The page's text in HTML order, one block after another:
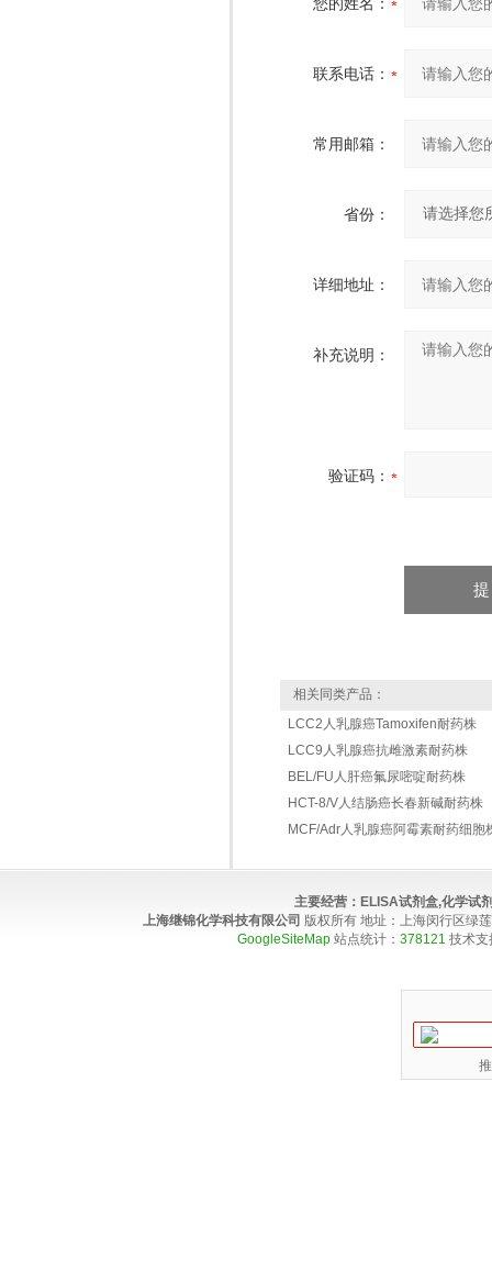
联系电话：
常用邮箱：
省份：
详细地址：
补充说明：
验证码：
相关同类产品：
LCC2人乳腺癌Tamoxifen耐药株
LCC9人乳腺癌抗雌激素耐药株
BEL/FU人肝癌氟尿嘧啶耐药株
HCT-8/V人结肠癌长春新碱耐药株
MCF/Adr人乳腺癌阿霉素耐药细胞
主要经营： ELISA试剂盒,化学试
上海继锦化学科技有限公司 版权所有 地址：上海闵行区绿
GoogleSiteMap 站点统计： 378121 技术支